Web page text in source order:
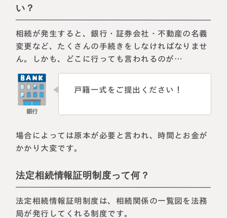
い？
相続が発生すると、銀行・証券会社・不動産の名義
変更など、たくさんの手続きをしなければなりませ
ん。しかも、どこに行っても言われるのが…
戸籍一式をご提出ください！
場合によっては原本が必要と言われ、時間とお金が
かかり大変です。
法定相続情報証明制度って何？
法定相続情報証明制度は、相続関係の一覧図を法務
局が発行してくれる制度です。